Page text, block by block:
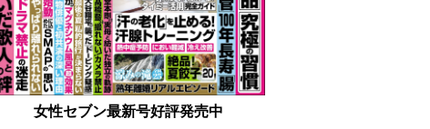
女性セブン最新号好評発売中